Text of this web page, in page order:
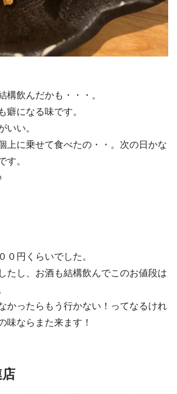
構飲んだかも・・・。
癖になる味です。
いい。
上に乗せて食べたの・・。次の日かな
す。
０円くらいでした。
たし、お酒も結構飲んでこのお値段は
かったらもう行かない！ってなるけれ
味ならまた来ます！